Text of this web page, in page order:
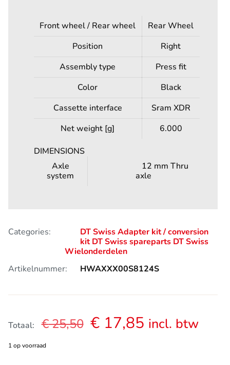
Front wheel / Rear wheel
Rear Wheel
Position
Right
Assembly type
Press fit
Color
Black
Cassette interface
Sram XDR
Net weight [g]
6.000
DIMENSIONS
Axle
system
12 mm Thru
axle
Categories:
DT Swiss Adapter kit / conversion
kit DT Swiss spareparts DT Swiss
Wielonderdelen
Artikelnummer:
HWAXXX00S8124S
Totaal: €25,50 Oorspronkelijke
€17,85Huidige
incl. btw
1 op voorraad